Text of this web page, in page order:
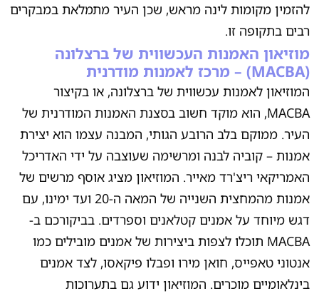
להזמין מקומות לינה מראש, שכן העיר מתמלאת במבקרים
רבים בתקופה זו.
מוזיאון האמנות העכשווית של ברצלונה
(MACBA) – מרכז לאמנות מודרנית
המוזיאון לאמנות עכשווית של ברצלונה, או בקיצור
MACBA, הוא מוקד חשוב בסצנת האמנות המודרנית של
העיר. ממוקם בלב הרובע הגותי, המבנה עצמו הוא יצירת
אמנות – קוביה לבנה ומרשימה שעוצבה על ידי האדריכל
האמריקאי ריצ'רד מאייר. המוזיאון מציג אוסף מרשים של
אמנות מהמחצית השנייה של המאה ה-20 ועד ימינו, עם
דגש מיוחד על אמנים קטלאנים וספרדים. בביקורכם ב-
MACBA תוכלו לצפות ביצירות של אמנים מובילים כמו
אנטוני טאפייס, חואן מירו ופבלו פיקאסו, לצד אמנים
בינלאומיים מוכרים. המוזיאון ידוע גם בתערוכות